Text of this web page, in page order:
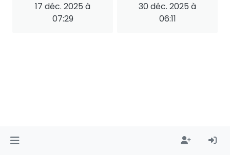
17 déc. 2025 à
07:29
30 déc. 2025 à
06:11